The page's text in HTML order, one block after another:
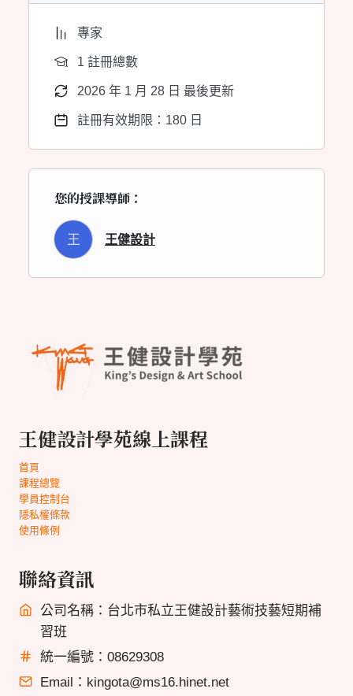
專家
1 註冊總數
2026 年 1 月 28 日 最後更新
註冊有效期限：180 日
您的授課導師：
王 王健設計
王健設計學苑線上課程
首頁
課程總覽
學員控制台
隱私權條款
使用條例
聯絡資訊
公司名稱：台北市私立王健設計藝術技藝短期補
習班
統一編號：08629308
Email：kingota@ms16.hinet.net